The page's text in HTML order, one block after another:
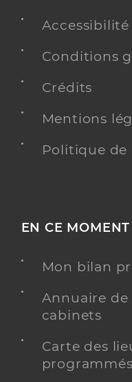
Conditions
Crédits
Mentions
Politique
EN CE MOMENT
Mon bilan
Annuaire de
cabinets
Carte des
programmés